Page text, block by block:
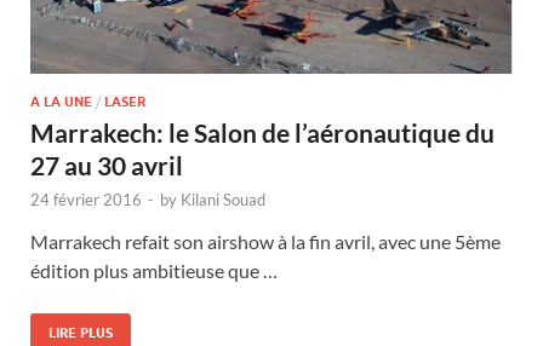
A LA UNE / LASER
Marrakech: le Salon de l’aéronautique du
27 au 30 avril
24 février 2016 - by Kilani Souad
Marrakech refait son airshow à la fin avril, avec une 5ème
édition plus ambitieuse que …
LIRE PLUS